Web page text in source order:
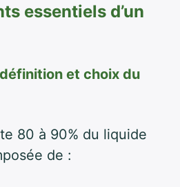
essentiels d’un
et choix du
80 à 90% du liquide
de :